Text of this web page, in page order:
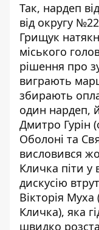
Так, нардеп
від округу
Грищук
міського
рішення про
виграють
збирають
один нардеп,
Дмитро Гурін
Оболоні та
висловився
Кличка піти у
дискусію
Вікторія Муха
Кличка), яка
швидко